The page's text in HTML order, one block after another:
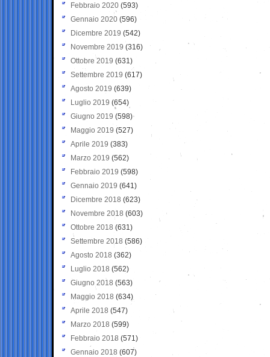
Febbraio 2020 (593)
Gennaio 2020 (596)
Dicembre 2019 (542)
Novembre 2019 (316)
Ottobre 2019 (631)
Settembre 2019 (617)
Agosto 2019 (639)
Luglio 2019 (654)
Giugno 2019 (598)
Maggio 2019 (527)
Aprile 2019 (383)
Marzo 2019 (562)
Febbraio 2019 (598)
Gennaio 2019 (641)
Dicembre 2018 (623)
Novembre 2018 (603)
Ottobre 2018 (631)
Settembre 2018 (586)
Agosto 2018 (362)
Luglio 2018 (562)
Giugno 2018 (563)
Maggio 2018 (634)
Aprile 2018 (547)
Marzo 2018 (599)
Febbraio 2018 (571)
Gennaio 2018 (607)